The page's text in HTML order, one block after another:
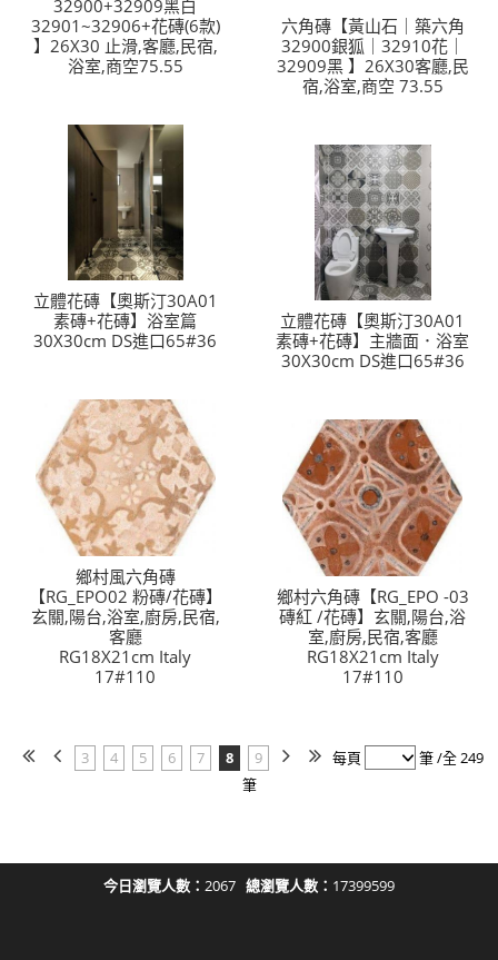
32900+32909黑白
32901~32906+花磚(6款)
】26X30 止滑,客廳,民宿,
浴室,商空75.55
六角磚【黃山石｜築六角
32900銀狐｜32910花｜
32909黑 】26X30客廳,民
宿,浴室,商空 73.55
立體花磚【奧斯汀30A01
素磚+花磚】浴室篇
30X30cm DS進口65#36
立體花磚【奧斯汀30A01
素磚+花磚】主牆面．浴室
30X30cm DS進口65#36
鄉村風六角磚
【RG_EPO02 粉磚/花磚】
玄關,陽台,浴室,廚房,民宿,
客廳
RG18X21cm Italy
17#110
鄉村六角磚【RG_EPO -03
磚紅 /花磚】玄關,陽台,浴
室,廚房,民宿,客廳
RG18X21cm Italy
17#110
3 4 5 6 7 8 9 每頁
筆 /全 249
筆
今日瀏覽人數： 2067 總瀏覽人數： 17399599